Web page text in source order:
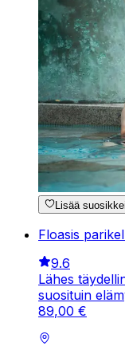
Lisää
Floasis
9.6
Lähes
suosituin
89,00 €